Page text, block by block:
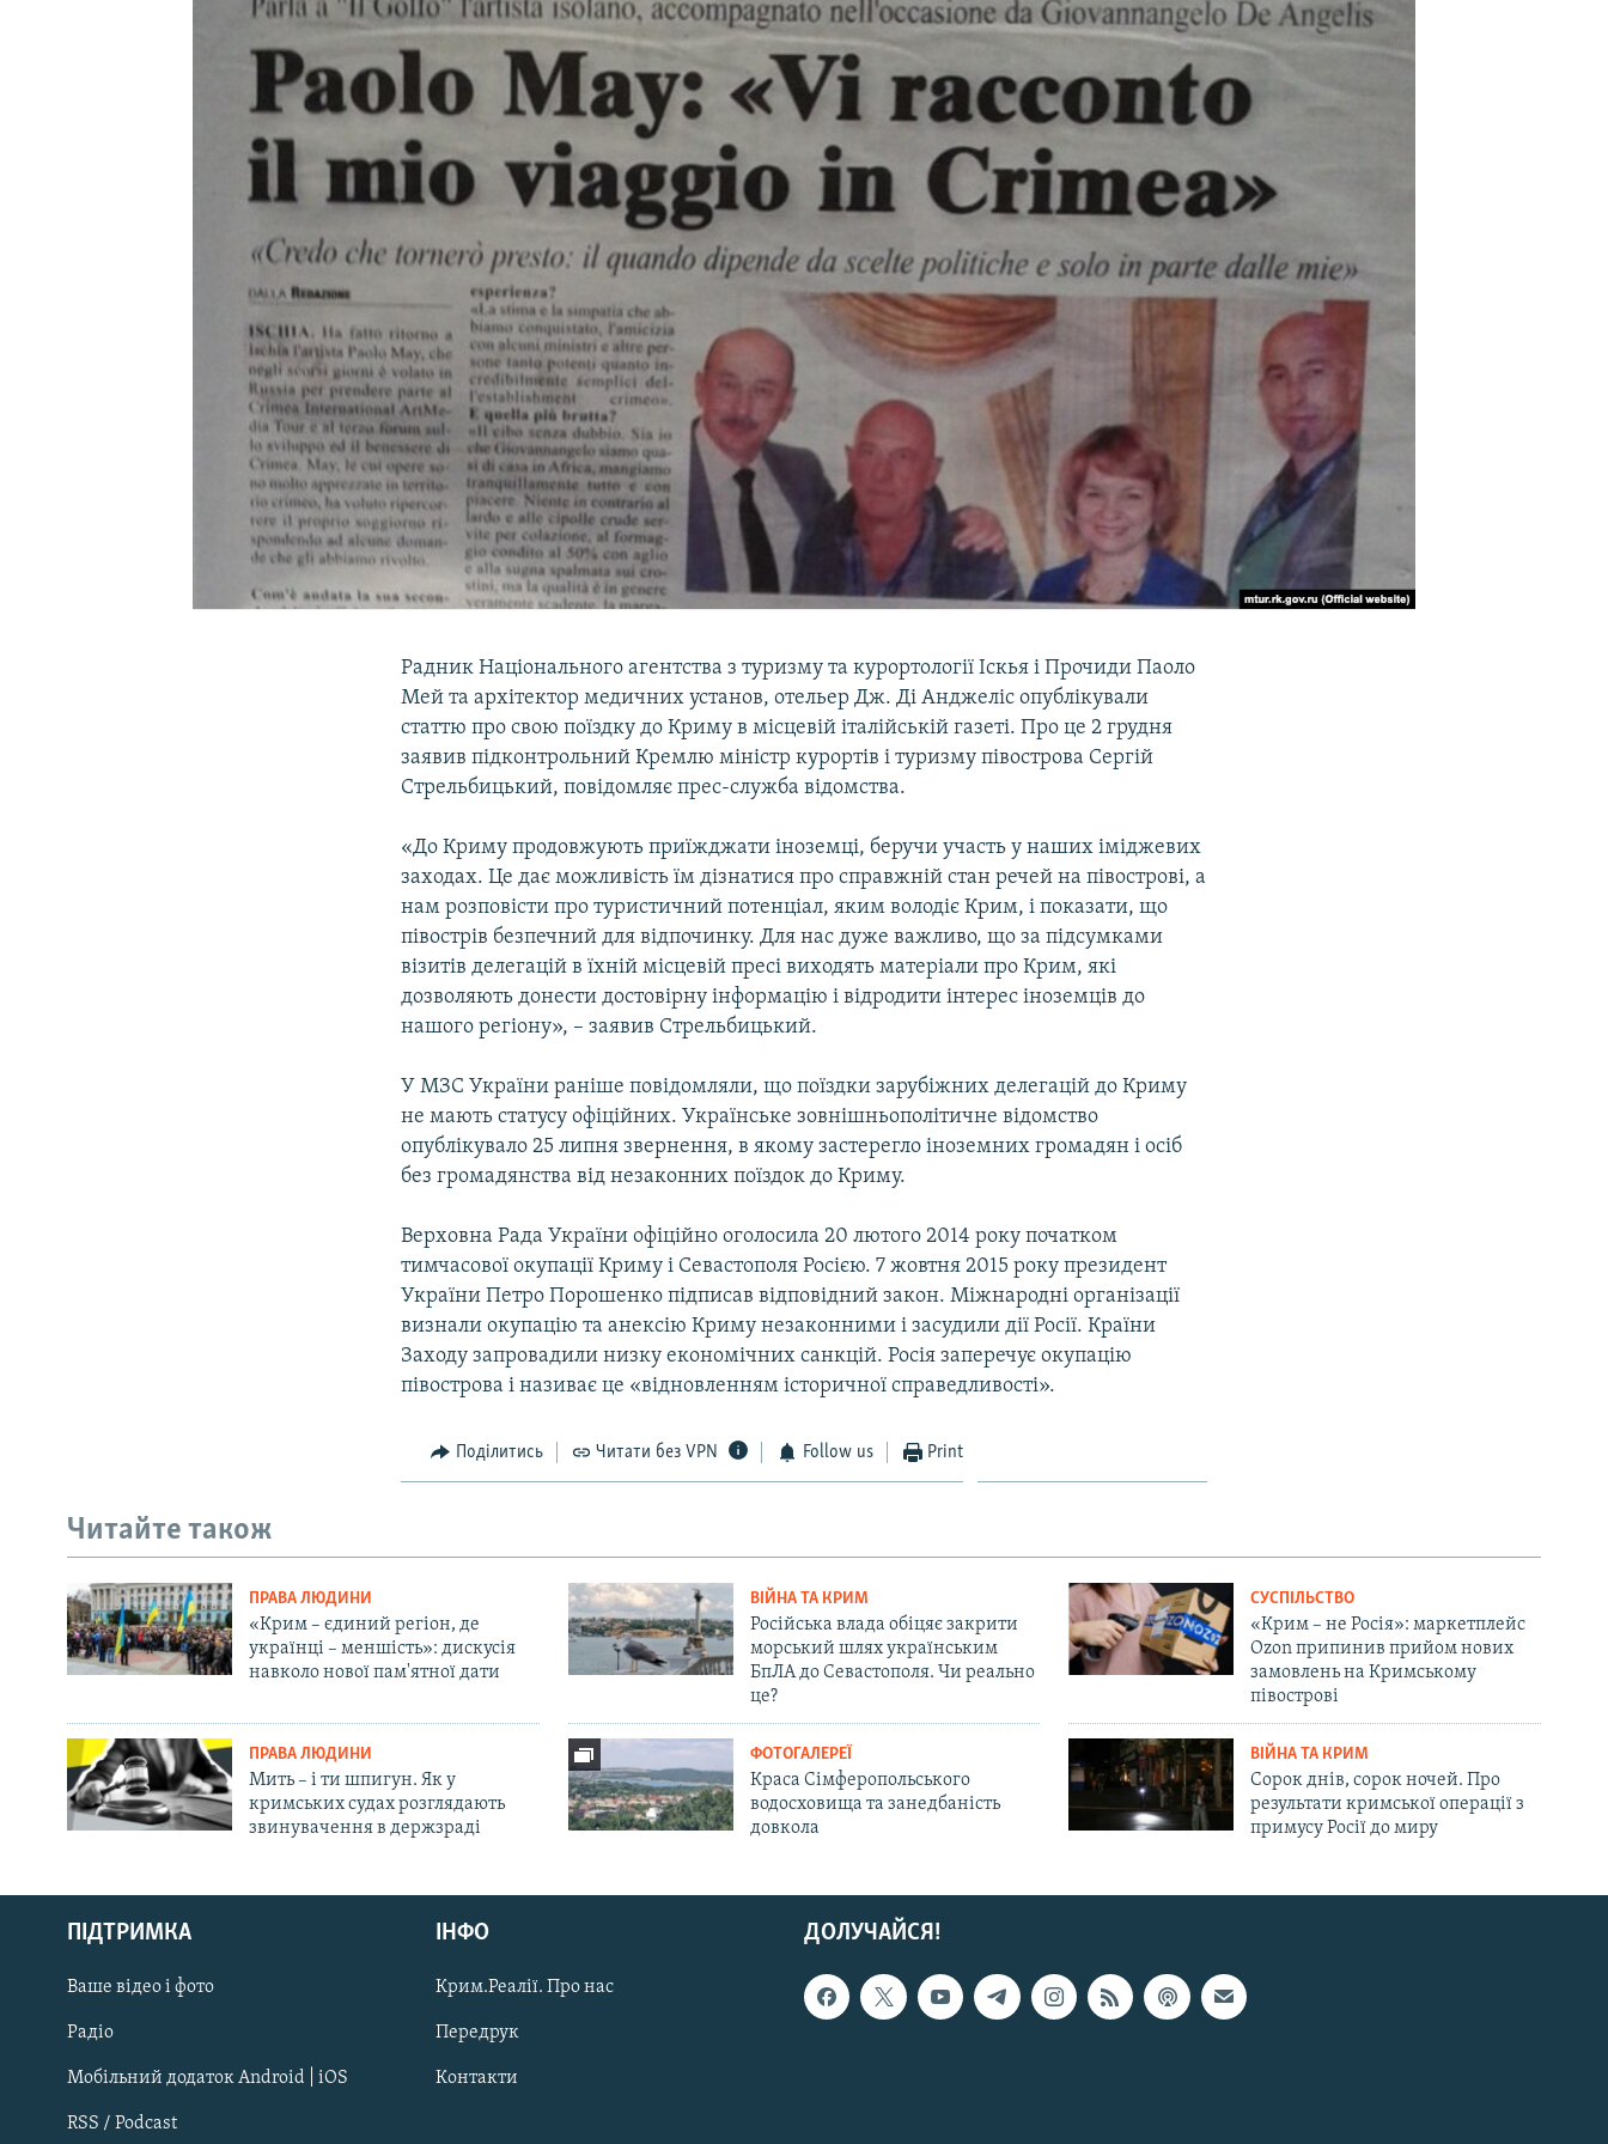
Русский
Qırımtatar
ДОЛУЧАЙСЯ!
Радник Національного агентства з туризму та курортології Іскья і Прочиди Паоло
Мей та архітектор медичних установ, отельер Дж. Ді Анджеліс опублікували
статтю про свою поїздку до Криму в місцевій італійській газеті. Про це 2 грудня
заявив підконтрольний Кремлю міністр курортів і туризму півострова Сергій
Стрельбицький, повідомляє прес-служба відомства.
«До Криму продовжують приїжджати іноземці, беручи участь у наших іміджевих
заходах. Це дає можливість їм дізнатися про справжній стан речей на півострові, а
нам розповісти про туристичний потенціал, яким володіє Крим, і показати, що
півострів безпечний для відпочинку. Для нас дуже важливо, що за підсумками
візитів делегацій в їхній місцевій пресі виходять матеріали про Крим, які
дозволяють донести достовірну інформацію і відродити інтерес іноземців до
нашого регіону», – заявив Стрельбицький.
У МЗС України раніше повідомляли, що поїздки зарубіжних делегацій до Криму
не мають статусу офіційних. Українське зовнішньополітичне відомство
опублікувало 25 липня звернення, в якому застерегло іноземних громадян і осіб
без громадянства від незаконних поїздок до Криму.
Верховна Рада України офіційно оголосила 20 лютого 2014 року початком
тимчасової окупації Криму і Севастополя Росією. 7 жовтня 2015 року президент
України Петро Порошенко підписав відповідний закон. Міжнародні організації
визнали окупацію та анексію Криму незаконними і засудили дії Росії. Країни
Заходу запровадили низку економічних санкцій. Росія заперечує окупацію
півострова і називає це «відновленням історичної справедливості».
Поділитись Читати без VPN Follow us Print
Читайте також
ПРАВА ЛЮДИНИ
«Крим – єдиний регіон, де
українці – меншість»: дискусія
навколо нової пам'ятної дати
ВІЙНА ТА КРИМ
Російська влада обіцяє закрити
морський шлях українським
БпЛА до Севастополя. Чи реально
це?
СУСПІЛЬСТВО
«Крим – не Росія»: маркетплейс
Ozon припинив прийом нових
замовлень на Кримському
півострові
ПРАВА ЛЮДИНИ
Мить – і ти шпигун. Як у
кримських судах розглядають
звинувачення в держзраді
ФОТОГАЛЕРЕЇ
Краса Сімферопольського
водосховища та занедбаність
довкола
ВІЙНА ТА КРИМ
Сорок днів, сорок ночей. Про
результати кримської операції з
примусу Росії до миру
ДОЛУЧАЙСЯ!
ПІДТРИМКА
Ваше відео і фото
Радіо
Мобільний додаток Android | iOS
RSS / Podcast
ІНФО
Крим.Реалії. Про нас
Передрук
Контакти